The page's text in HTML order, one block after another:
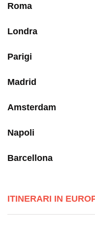
Roma
Londra
Parigi
Madrid
Amsterdam
Napoli
Barcellona
ITINERARI IN